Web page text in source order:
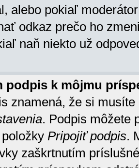
alebo pokiaľ
odkaz prečo ho
naň niekto už
podpis k môjmu
znamená, že si
. Podpis môžete
Pripojiť podpis.
zaškrtnutím